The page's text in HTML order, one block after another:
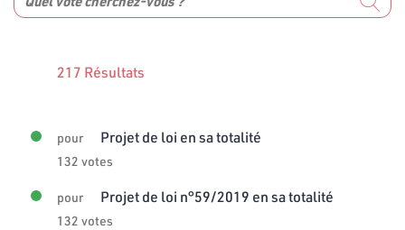
217 Résultats
pour Projet de loi en sa totalité
132 votes
pour Projet de loi n°59/2019 en sa totalité
132 votes